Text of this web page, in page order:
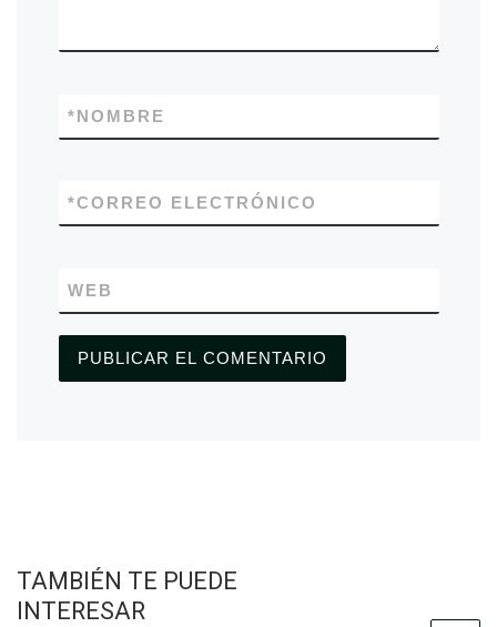
NOMBRE
*
CORREO ELECTRÓNICO
*
WEB
TAMBIÉN TE PUEDE
INTERESAR